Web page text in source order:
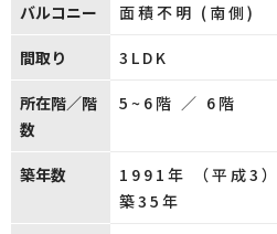
バルコニー 面積不明 (南側)
間取り 3LDK
所在階／階
数
5~6階 ／ 6階
築年数
1991年 （平成3
築35年